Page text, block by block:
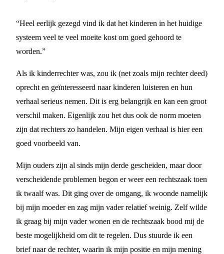
“Heel eerlijk gezegd vind ik dat het kinderen in het huidige
systeem veel te veel moeite kost om goed gehoord te
worden.”
Als ik kinderrechter was, zou ik (net zoals mijn rechter deed)
oprecht en geïnteresseerd naar kinderen luisteren en hun
verhaal serieus nemen. Dit is erg belangrijk en kan een groot
verschil maken. Eigenlijk zou het dus ook de norm moeten
zijn dat rechters zo handelen. Mijn eigen verhaal is hier een
goed voorbeeld van.
Mijn ouders zijn al sinds mijn derde gescheiden, maar door
verscheidende problemen begon er weer een rechtszaak toen
ik twaalf was. Dit ging over de omgang, ik woonde namelijk
bij mijn moeder en zag mijn vader relatief weinig. Zelf wilde
ik graag bij mijn vader wonen en de rechtszaak bood mij de
beste mogelijkheid om dit te regelen. Dus stuurde ik een
brief naar de rechter, waarin ik mijn positie en mijn mening